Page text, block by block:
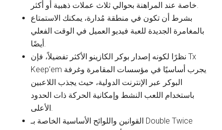
خاصة عند المراهنة بحوالي ثلاث عملات ذهبية أو أكثر.
بشرط أن تكون في منطقة مُدارة، يمكنك الاستمتاع
بالمغامرة الجديدة للعبة فيديو العميل في الوقت الفعلي
أيضًا.
نظرًا لكونه إصدار بوكر الكازينو الأكثر تفضيلاً، فإن Tx
Keep’em يجرب أساسيًا في مؤسسات المقامرة وغرفة
البوكر عبر الإنترنت الدولية، حيث يجذب اللاعبين
باستخدام اللعب النشط وإمكانية الحركة ذات الحدود
الأعلى.
القوانين واللوائح الأساسية الخاصة بـ Double Twice